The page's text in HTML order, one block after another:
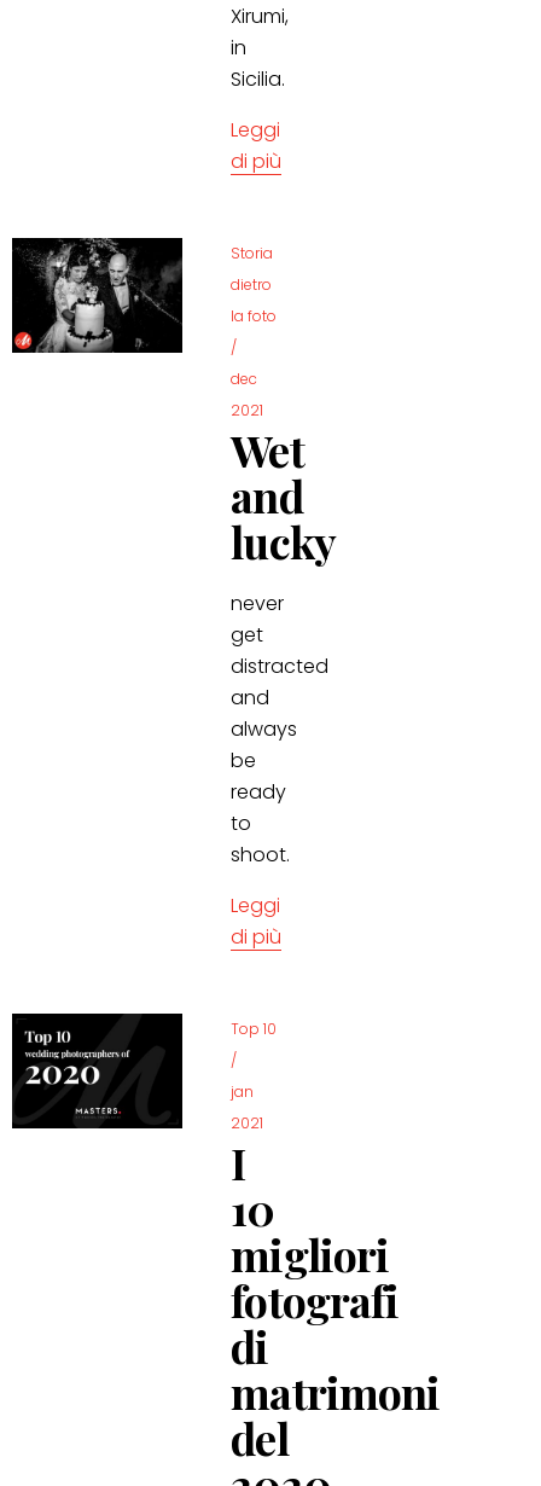
Xirumi,
in
Sicilia.
Leggi
di più
Storia
dietro
la foto
/
dec
2021
Wet
and
lucky
never
get
distracted
and
always
be
ready
to
shoot.
Leggi
di più
Top 10
/
jan
2021
I
10
migliori
fotografi
di
matrimoni
del